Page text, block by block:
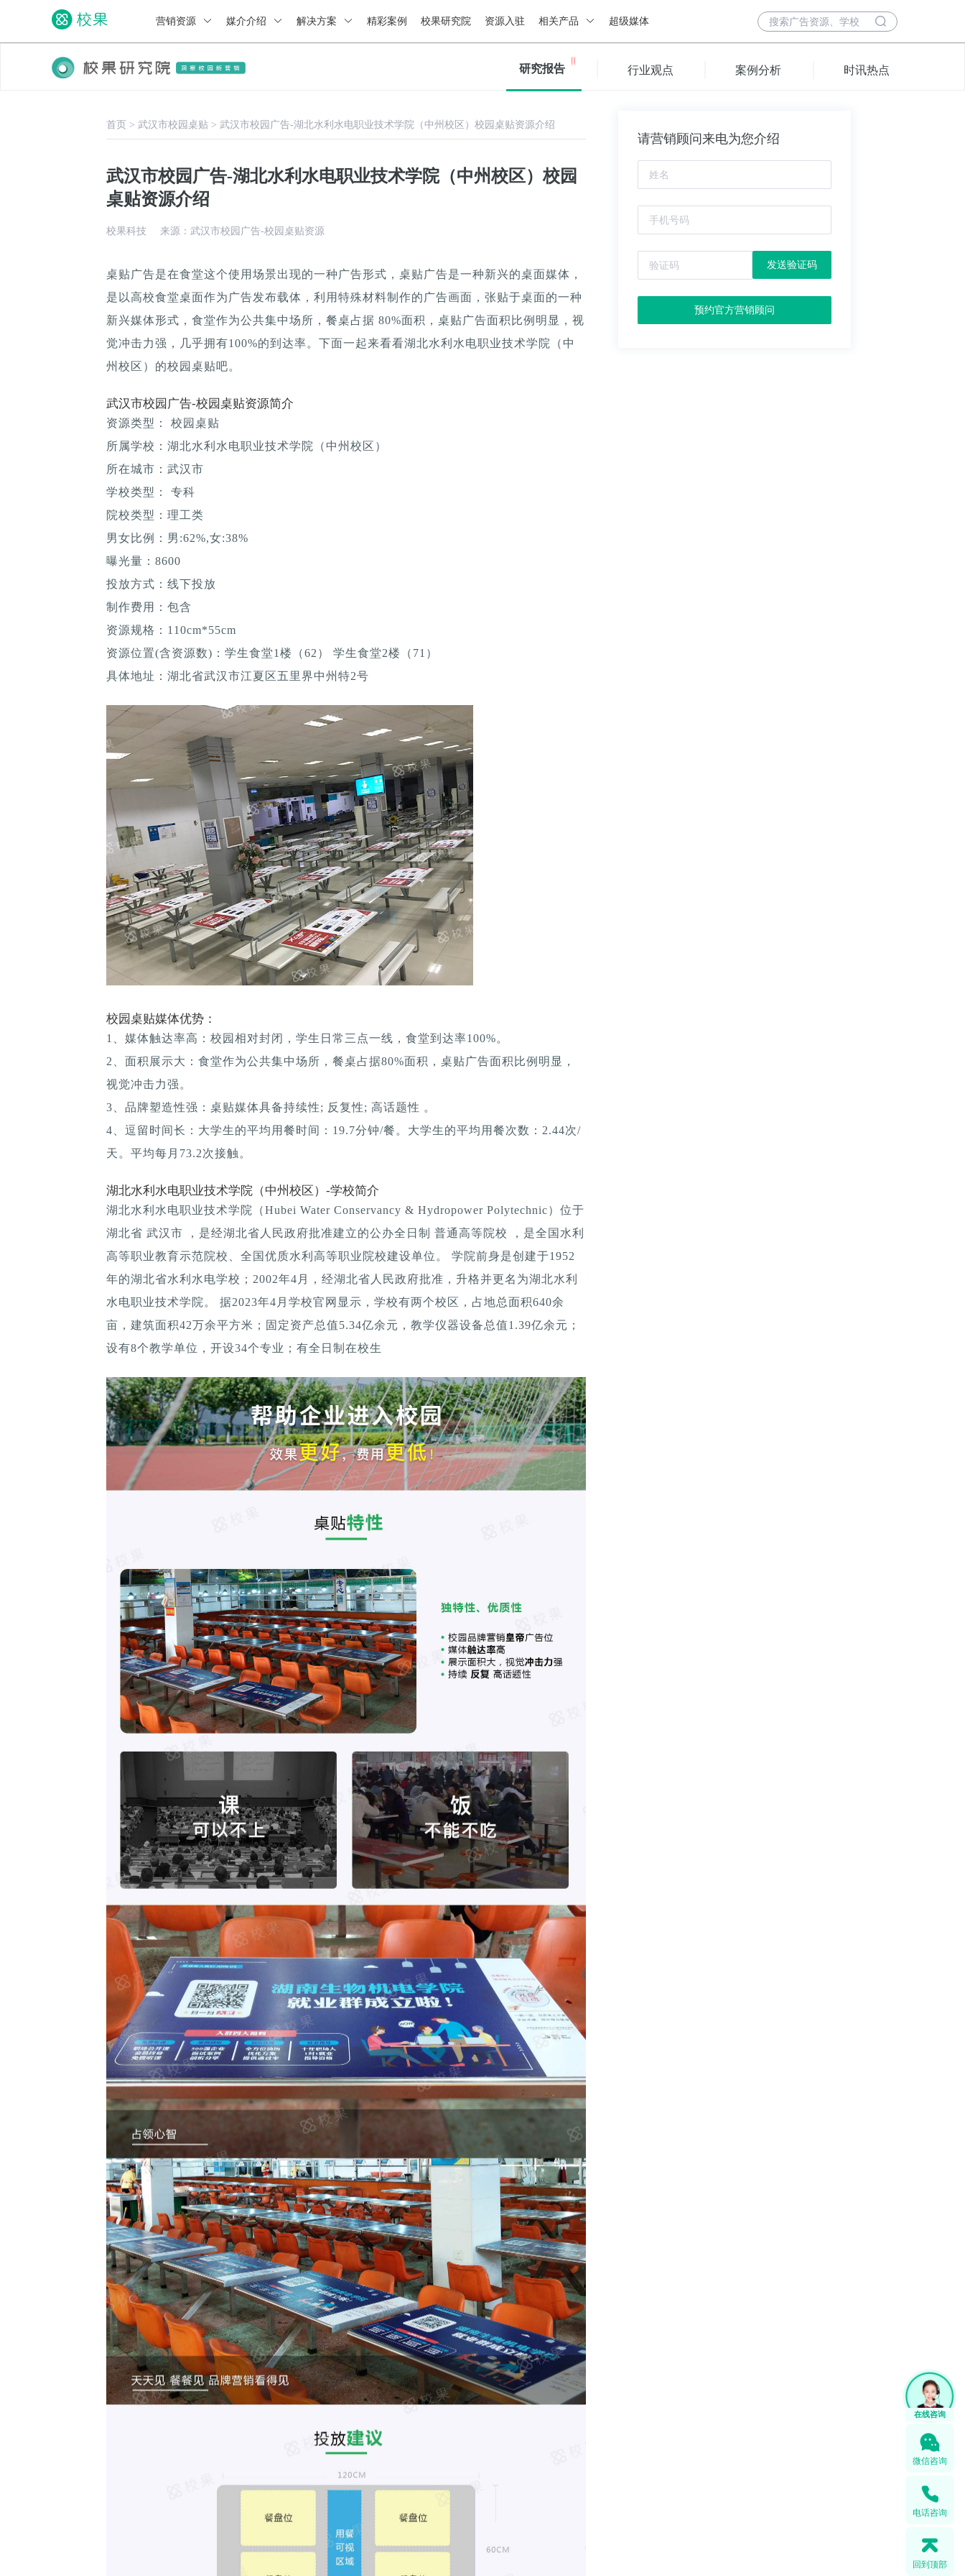
营销资源 媒介介绍 解决方案 精彩案例 校果研究院 资源入驻 相关产品 超级媒体
研究报告 行业观点 案例分析 时讯热点
首页 > 武汉市校园桌贴 > 武汉市校园广告-湖北水利水电职业技术学院（中州校区）校园桌贴资源介绍
武汉市校园广告-湖北水利水电职业技术学院（中州校区）校园
桌贴资源介绍
校果科技 来源：武汉市校园广告-校园桌贴资源
桌贴广告是在食堂这个使用场景出现的一种广告形式，桌贴广告是一种新兴的桌面媒体，
是以高校食堂桌面作为广告发布载体，利用特殊材料制作的广告画面，张贴于桌面的一种
新兴媒体形式，食堂作为公共集中场所，餐桌占据 80%面积，桌贴广告面积比例明显，视
觉冲击力强，几乎拥有100%的到达率。下面一起来看看湖北水利水电职业技术学院（中
州校区）的校园桌贴吧。
武汉市校园广告-校园桌贴资源简介
资源类型： 校园桌贴
所属学校：湖北水利水电职业技术学院（中州校区）
所在城市：武汉市
学校类型： 专科
院校类型：理工类
男女比例：男:62%,女:38%
曝光量：8600
投放方式：线下投放
制作费用：包含
资源规格：110cm*55cm
资源位置(含资源数)：学生食堂1楼（62） 学生食堂2楼（71）
具体地址：湖北省武汉市江夏区五里界中州特2号
校园桌贴媒体优势：
1、媒体触达率高：校园相对封闭，学生日常三点一线，食堂到达率100%。
2、面积展示大：食堂作为公共集中场所，餐桌占据80%面积，桌贴广告面积比例明显，
视觉冲击力强。
3、品牌塑造性强：桌贴媒体具备持续性; 反复性; 高话题性 。
4、逗留时间长：大学生的平均用餐时间：19.7分钟/餐。大学生的平均用餐次数：2.44次/
天。平均每月73.2次接触。
湖北水利水电职业技术学院（中州校区）-学校简介
湖北水利水电职业技术学院（Hubei Water Conservancy & Hydropower Polytechnic）位于
湖北省 武汉市 ，是经湖北省人民政府批准建立的公办全日制 普通高等院校 ，是全国水利
高等职业教育示范院校、全国优质水利高等职业院校建设单位。 学院前身是创建于1952
年的湖北省水利水电学校；2002年4月，经湖北省人民政府批准，升格并更名为湖北水利
水电职业技术学院。 据2023年4月学校官网显示，学校有两个校区，占地总面积640余
亩，建筑面积42万余平方米；固定资产总值5.34亿余元，教学仪器设备总值1.39亿余元；
设有8个教学单位，开设34个专业；有全日制在校生
请营销顾问来电为您介绍
发送验证码
预约官方营销顾问
微信咨询
电话咨询
回到顶部